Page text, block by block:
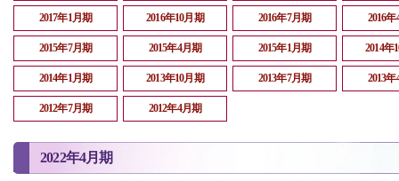
2017年1月期 2016年10月期 2016年7月期 2016
2015年7月期 2015年4月期 2015年1月期 2014年
2014年1月期 2013年10月期 2013年7月期 2013
2012年7月期 2012年4月期
2022年4月期